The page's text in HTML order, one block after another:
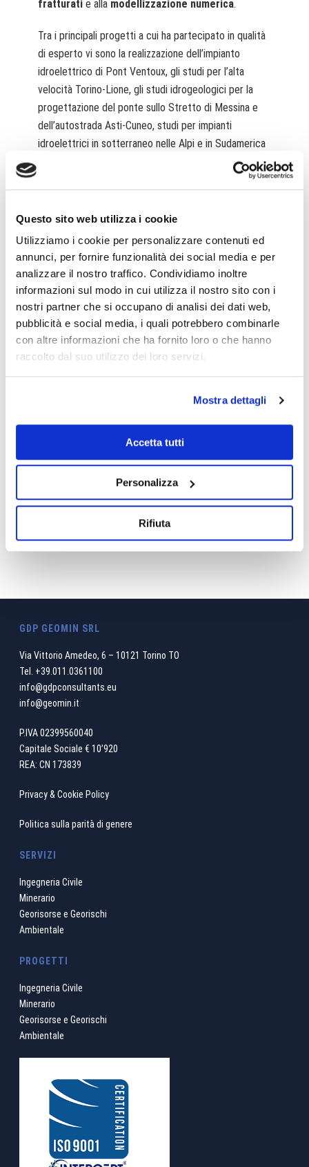
Questo sito web utilizza i cookie
Utilizziamo i cookie per personalizzare contenuti ed
annunci, per fornire funzionalità dei social media e per
analizzare il nostro traffico. Condividiamo inoltre
informazioni sul modo in cui utilizza il nostro sito con i
nostri partner che si occupano di analisi dei dati web,
pubblicità e social media, i quali potrebbero combinarle
con altre informazioni che ha fornito loro o che hanno
raccolto dal suo utilizzo dei loro servizi.
Mostra dettagli
Accetta tutti
Personalizza
Rifiuta
fratturati e alla modellizzazione numerica.
Tra i principali progetti a cui ha partecipato in qualità
di esperto vi sono la realizzazione dell’impianto
idroelettrico di Pont Ventoux, gli studi per l’alta
velocità Torino-Lione, gli studi idrogeologici per la
progettazione del ponte sullo Stretto di Messina e
dell’autostrada Asti-Cuneo, studi per impianti
idroelettrici in sotterraneo nelle Alpi e in Sudamerica
e nel Caucaso, progetti di ricerca e sfruttamento di
l’idrogeologia del progetto della Galleria di Base del
Brennero, di cui ha curato la Progettazione Definitiva
in Austria ed Italia, Esecutiva in Italia e il corso
d’opera in parte dei lotti costruttivi italiani.
GDP GEOMIN
Riteniamo che il nostro operato debba
sempre essere ricondotto ad un principio
di equilibrio etico e sostenibile fra le
cui contribuiamo
SCOPRI TUTTO LO STAFF
GDP GEOMIN SRL
Via Vittorio Amedeo, 6 – 10121 Torino TO
Tel. +39.011.0361100
info@gdpconsultants.eu
info@geomin.it
P.IVA 02399560040
Capitale Sociale € 10’920
REA: CN 173839
Privacy & Cookie Policy
Politica sulla parità di genere
SERVIZI
Ingegneria Civile
Minerario
Georisorse e Georischi
Ambientale
PROGETTI
Ingegneria Civile
Minerario
Georisorse e Georischi
Ambientale